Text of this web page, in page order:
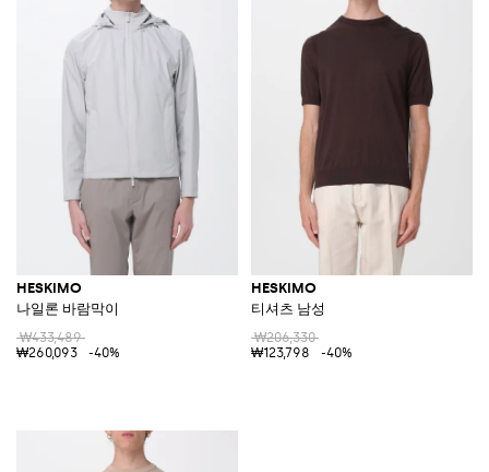
HESKIMO
나일론 바람막이
₩433,489
₩260,093
-40%
HESKIMO
티셔츠 남성
₩206,330
₩123,798
-40%